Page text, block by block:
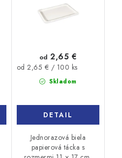
Skladom
od 2,65 €
Jednotková
od 2,65 € / 100 ks
DETAIL
Jednorazová biela
papierová tácka s